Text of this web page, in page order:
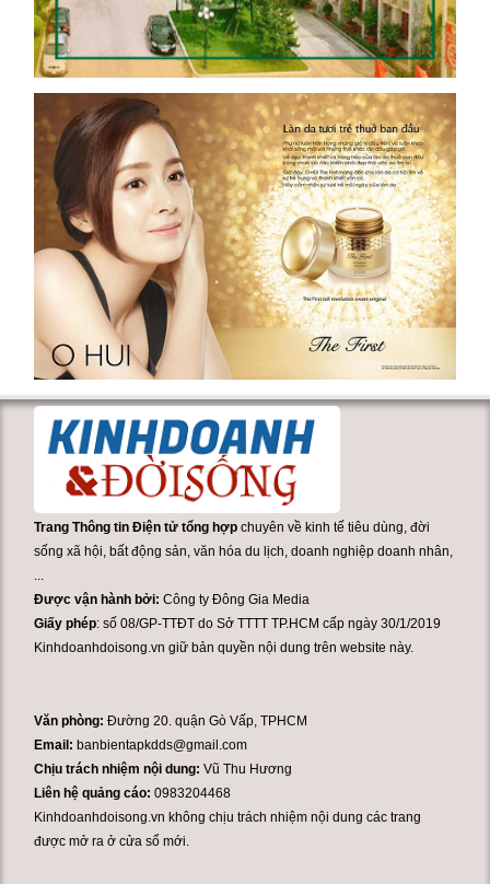
Trang Thông tin Điện tử tổng hợp chuyên về kinh tế tiêu dùng, đời
sống xã hội, bất động sản, văn hóa du lịch, doanh nghiệp doanh nhân,
Được vận hành bởi:Công ty Đông Gia Media
Giấy phép: số 08/GP-TTĐT do Sở TTTT TP.HCM cấp ngày 30/1/2019
Kinhdoanhdoisong.vn giữ bản quyền nội dung trên website này.
Văn phòng:Đường 20. quận Gò Vấp, TPHCM
Email: banbientapkdds@gmail.com
Chịu trách nhiệm nội dung: Vũ Thu Hương
Liên hệ quảng cáo:0983204468
Kinhdoanhdoisong.vn không chịu trách nhiệm nội dung các trang
được mở ra ở cửa sổ mới.